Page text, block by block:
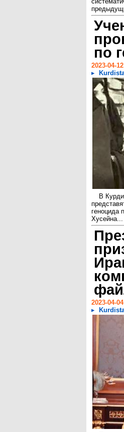
по
2023-04-12
В
геноцида
Хусейна...
2023-04-04